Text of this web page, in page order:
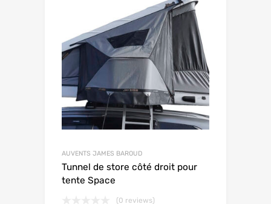
AUVENTS JAMES BAROUD
Tunnel de store côté droit pour
tente Space
(0 reviews)